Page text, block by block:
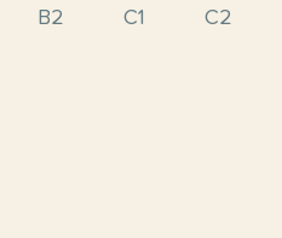
B2 C1 C2